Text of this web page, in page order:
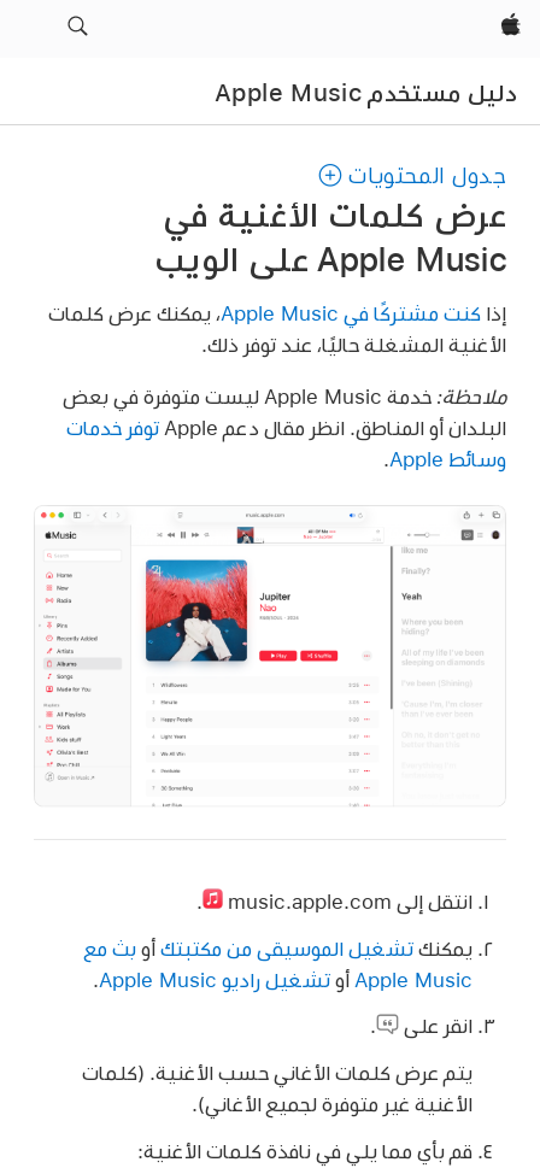
Apple‏
دليل مستخدم Apple Music
جدول المحتويات
عرض كلمات الأغنية في
Apple Music على الويب
إذا كنت مشتركًا في Apple Music
، يمكنك عرض كلمات
الأغنية المشغلة حاليًا، عند توفر ذلك.
ملاحظة:
خدمة Apple Music ليست متوفرة في بعض
البلدان أو المناطق. انظر مقال دعم Apple
توفر خدمات
وسائط Apple
انتقل إلى music.apple.com
يمكنكتشغيل الموسيقى من مكتبتك أوبث مع
Apple Music أوتشغيل راديو Apple Music
انقر على .
يتم عرض كلمات الأغاني حسب الأغنية. (كلمات
الأغنية غير متوفرة لجميع الأغاني).
قم بأي مما يلي في نافذة كلمات الأغنية: